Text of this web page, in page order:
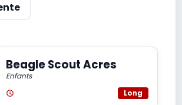
Beagle Scout Acres
Enfants
Long